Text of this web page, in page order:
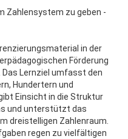
Zahlensystem zu geben -
in der
Förderung
Lernziel umfasst den
Hundertern und
Einsicht in die Struktur
und unterstützt das
dreistelligen Zahlenraum.
regen zu vielfältigen